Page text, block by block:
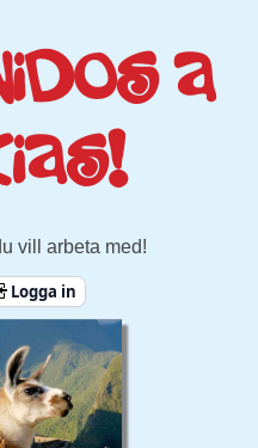
a
vill arbeta med!
Logga in